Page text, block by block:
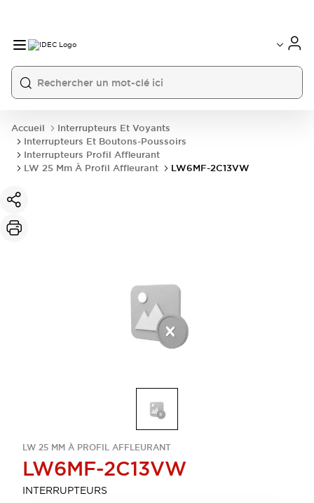
Accueil
Interrupteurs Et Voyants
Interrupteurs Et Boutons-Poussoirs
Interrupteurs Profil Affleurant
LW 25 Mm À Profil Affleurant
LW6MF-2C13VW
LW 25 MM À PROFIL AFFLEURANT
LW6MF-2C13VW
INTERRUPTEURS